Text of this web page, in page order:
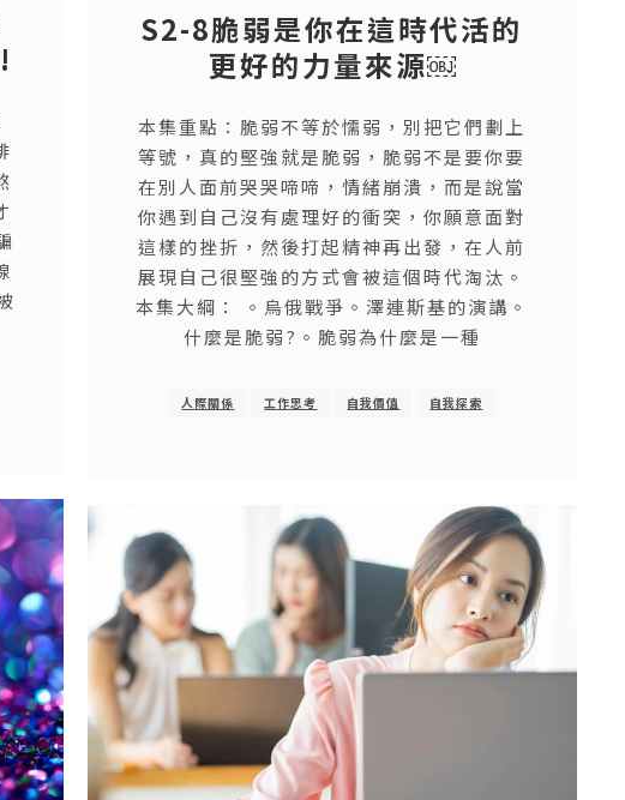
S2-8脆弱是你在這時代活的
更好的力量來源￼
本集重點：脆弱不等於懦弱，別把它們劃上
等號，真的堅強就是脆弱，脆弱不是要你要
在別人面前哭哭啼啼，情緒崩潰，而是說當
你遇到自己沒有處理好的衝突，你願意面對
這樣的挫折，然後打起精神再出發，在人前
展現自己很堅強的方式會被這個時代淘汰。
本集大綱： 。烏俄戰爭。澤連斯基的演講。
什麼是脆弱?。脆弱為什麼是一種
人際關係 工作思考 自我價值 自我探索